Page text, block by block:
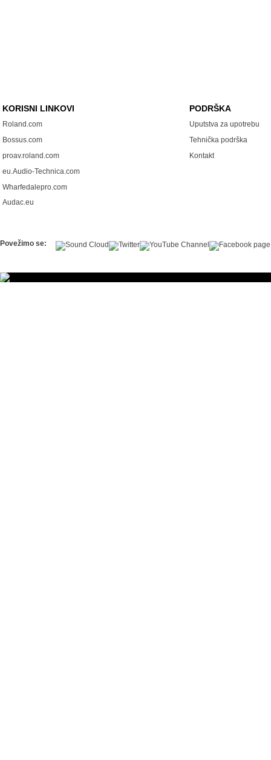
KORISNI LINKOVI
Roland.com
Bossus.com
proav.roland.com
eu.Audio-Technica.com
Wharfedalepro.com
Audac.eu
PODRŠKA
Uputstva za upotrebu
Tehnička podrška
Kontakt
Povežimo se: